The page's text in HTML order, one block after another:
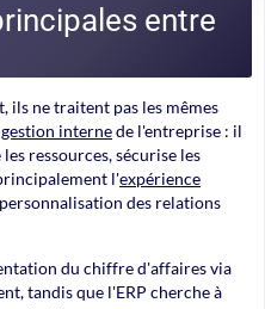
entre
ils ne traitent pas les mêmes
gestion internede l'entreprise : il
ressources, sécurise les
l'expérience
des relations
du chiffre d'affaires via
tandis que l'ERP cherche à